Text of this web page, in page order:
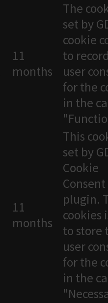
11
months
The
set by
cookie
to
user
for the
in the
11
months
This
set by
Cookie
Consent
plugin.
cookies
to store
user
for the
in the